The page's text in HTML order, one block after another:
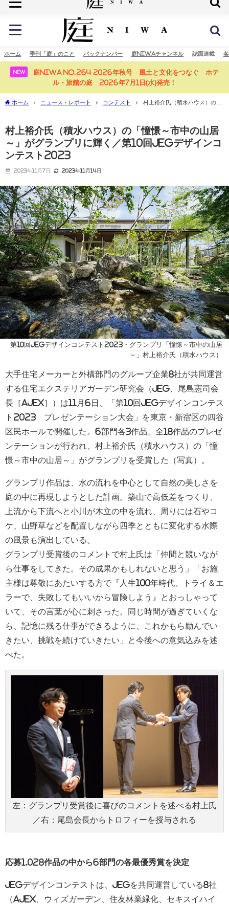
庭の未来へ
ホーム 季刊「庭」のこと バックナンバー 庭NIWAチャンネル 誌面連載
NEW
庭NIWA No.264 2026年秋号 風土と文化をつなぐ ホテ
ル・旅館の庭 2026年7月1日(水)発売！
ホーム ニュース・レポート コンテスト
村上裕介氏（積水ハウス）の
村上裕介氏（積水ハウス）の「憧憬～市中の山居
～」がグランプリに輝く／第10回JEGデザインコ
ンテスト2023
2023年11月7日 2023年11月14日
第10回JEGデザインコンテスト2023・グランプリ「憧憬～市中の山居
～」村上裕介氏（積水ハウス）
大手住宅メーカーと外構部門のグループ企業8社が共同運営
する住宅エクステリアガーデン研究会（JEG、尾島憲司会
長［AJEX］）は11月6日、「第10回JEGデザインコンテス
ト2023 プレゼンテーション大会」を東京・新宿区の四谷
区民ホールで開催した。6部門各3作品、全18作品のプレゼ
ンテーションが行われ、村上裕介氏（積水ハウス）の「憧
憬～市中の山居～」がグランプリを受賞した（写真）。
グランプリ作品は、水の流れを中心として自然の美しさを
庭の中に再現しようとした計画。築山で高低差をつくり、
上流から下流へと小川が木立の中を流れ、周りには石やコ
ケ、山野草などを配置しながら四季とともに変化する水際
の風景も演出している。
グランプリ受賞後のコメントで村上氏は「仲間と競いなが
ら仕事をしてきた。その成果かもしれないと思う」「お施
主様は尊敬にあたいする方で『人生100年時代、トライ＆エ
ラーで、失敗してもいいから冒険しよう』とおっしゃって
いて、その言葉が心に刺さった。同じ時間が過ぎていくな
ら、記憶に残る仕事ができるように、これかもら励んでい
きたい、挑戦を続けていきたい」と今後への意気込みを述
べた。
左：グランプリ受賞後に喜びのコメントを述べる村上氏
／右：尾島会長からトロフィーを授与される
応募1,028作品の中から6部門の各最優秀賞を決定
JEGデザインコンテストは、JEGを共同運営している8社
（AJEX、ウィズガーデン、住友林業緑化、セキスイハイ